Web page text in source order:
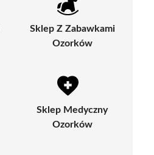
Sklep Z Zabawkami
Ozorków
Sklep Medyczny
Ozorków